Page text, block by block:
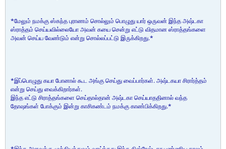
*மேலும் நமக்கு ஸ்கந்த புராணம் சொல்லும் பொழுது யார் ஒருவன் இந்த அஷ்டகா
ஸ்ராத்தம் செய்யவில்லையோ அவன் கயை சென்று எட்டு விதமான ஸ்ராத்தங்களை
அவன் செய்ய வேண்டும் என்று சொல்லப்பட்டு இருக்கிறது.*
*இப்பொழுது கயா போனால் கூட அங்கு செய்து வைப்பார்கள். அஷ்டகயா சிரார்த்தம்
என்று செய்து வைக்கிறார்கள்.
இந்த எட்டு சிராத்தங்களை செய்தால்தான் அஷ்டகா செய்யாததினால் வந்த
தோஷங்கள் போக்கும் இன்று காசிகண்டம் நமக்கு காண்பிக்கிறது.*